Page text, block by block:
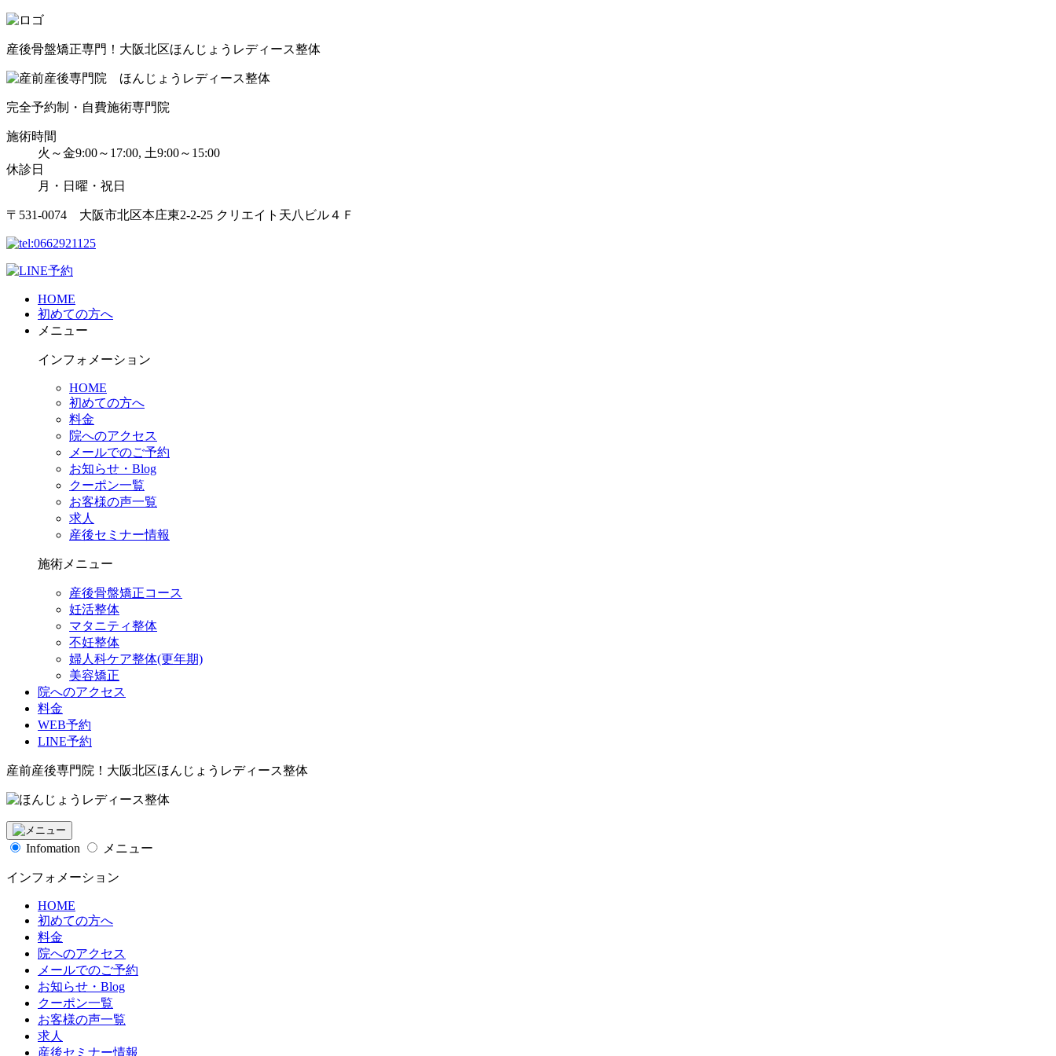
産後骨盤矯正専門！大阪北区ほんじょうレディース整体
完全予約制・自費施術専門院
施術時間
火～金9:00～17:00, 土9:00～15:00
休診日
月・日曜・祝日
〒531-0074 大阪市北区本庄東2-2-25 クリエイト天八ビル４Ｆ
HOME
初めての方へ
メニュー
インフォメーション
HOME
初めての方へ
料金
院へのアクセス
メールでのご予約
お知らせ・Blog
クーポン一覧
お客様の声一覧
求人
産後セミナー情報
施術メニュー
産後骨盤矯正コース
妊活整体
マタニティ整体
不妊整体
婦人科ケア整体(更年期)
美容矯正
院へのアクセス
料金
WEB予約
LINE予約
産前産後専門院！大阪北区ほんじょうレディース整体
Infomation メニュー
インフォメーション
HOME
初めての方へ
料金
院へのアクセス
メールでのご予約
お知らせ・Blog
クーポン一覧
お客様の声一覧
求人
産後セミナー情報